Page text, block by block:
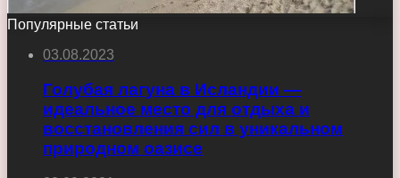
Популярные статьи
03.08.2023
Голубая лагуна в Исландии —
идеальное место для отдыха и
восстановления сил в уникальном
природном оазисе